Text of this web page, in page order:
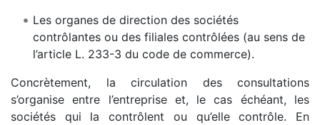
Les organes de direction des sociétés
contrôlantes ou des filiales contrôlées (au sens de
l’article L. 233-3 du code de commerce).
Concrètement, la circulation des consultations
s’organise entre l’entreprise et, le cas échéant, les
sociétés qui la contrôlent ou qu’elle contrôle. En